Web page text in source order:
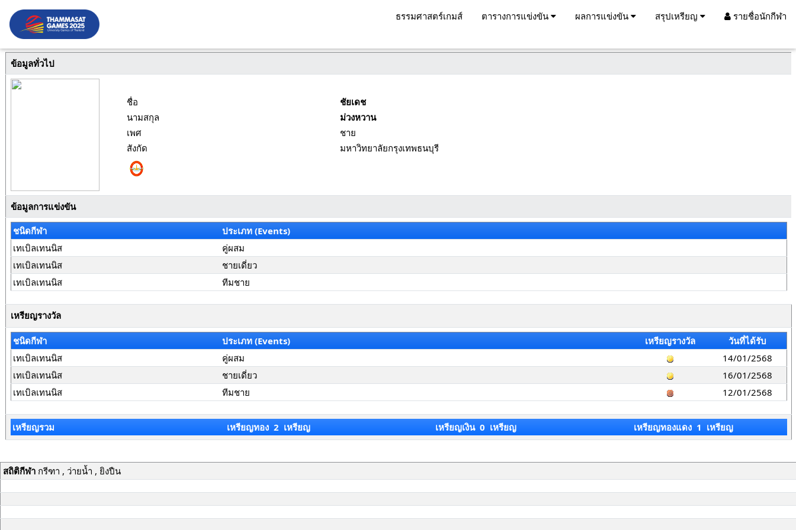
ธรรมศาสตร์เกมส์ ตารางการแข่งขัน ผลการแข่งขัน สรุปเหรียญ รายชื่อนักกีฬา
ข้อมูลทั่วไป
ชื่อ
ชัยเดช
นามสกุล
ม่วงหวาน
เพศ
ชาย
สังกัด
มหาวิทยาลัยกรุงเทพธนบุรี
ข้อมูลการแข่งขัน
ชนิดกีฬา
ประเภท (Events)
เทเบิลเทนนิส
คู่ผสม
เทเบิลเทนนิส
ชายเดี่ยว
เทเบิลเทนนิส
ทีมชาย
เหรียญรางวัล
ชนิดกีฬา ประเภท (Events) เหรียญรางวัล
วันที่ได้รับ
เทเบิลเทนนิส
คู่ผสม
14/01/2568
เทเบิลเทนนิส
ชายเดี่ยว
16/01/2568
เทเบิลเทนนิส
ทีมชาย 12/01/2568
เหรียญรวม เหรียญทอง 2 เหรียญ เหรียญเงิน 0 เหรียญ เหรียญทองแดง 1 เหรียญ
สถิติกีฬากรีฑา , ว่ายน้ำ , ยิงปืน